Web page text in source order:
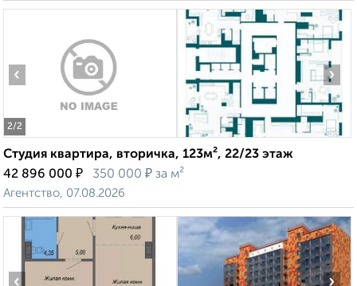
2/2
‹ ›
Студия квартира, вторичка, 123м², 22/23 этаж
42 896 000 ₽ 350 000 ₽ за м²
Агентство, 07.08.2026
‹ ›